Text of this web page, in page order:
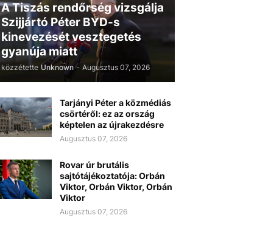
A Tiszás rendőrség vizsgálja
Szijjártó Péter BYD-s
kinevezését vesztegetés
gyanúja miatt
közzétette Unknown - Augusztus 07, 2026
Tarjányi Péter a közmédiás
csörtéről: ez az ország
képtelen az újrakezdésre
Augusztus 07, 2026
Rovar úr brutális
sajtótájékoztatója: Orbán
Viktor, Orbán Viktor, Orbán
Viktor
Augusztus 07, 2026